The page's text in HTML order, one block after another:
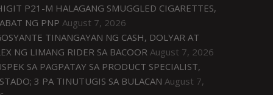
P21-M HALAGANG SMUGGLED CIGARETTES,
NG PNP August 7, 2026
TINANGAYAN NG CASH, DOLYAR AT
NG LIMANG RIDER SA BACOOR August 7, 2026
SA PAGPATAY SA PRODUCT SPECIALIST,
3 PA TINUTUGIS SA BULACAN August 7,